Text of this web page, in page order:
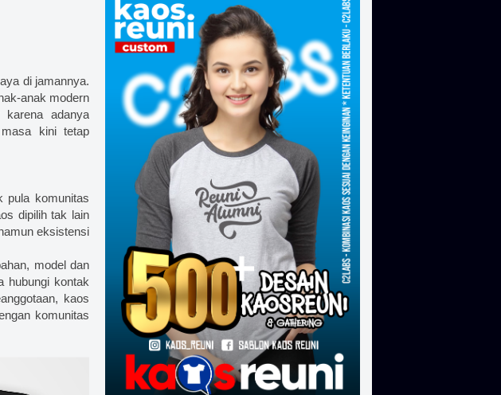
di jamannya.
anak modern
adanya
kini tetap
pula komunitas
dipilih tak lain
eksistensi
model dan
hubungi kontak
kaos
komunitas